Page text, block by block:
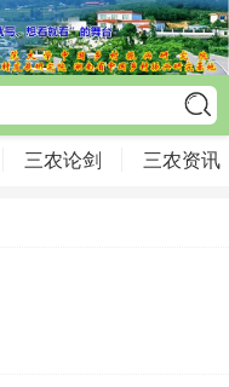
三农论剑 三农资讯